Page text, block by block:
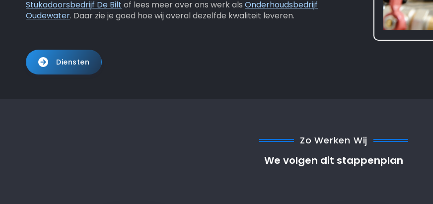
Stukadoorsbedrijf De Bilt of lees meer over ons werk als Onderhoudsbedrijf
Oudewater. Daar zie je goed hoe wij overal dezelfde kwaliteit leveren.
Diensten
Zo Werken Wij
We volgen dit stappenplan